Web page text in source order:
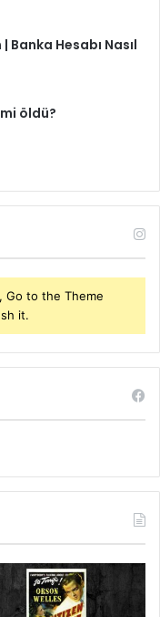
Banka Hesabı Nasıl
öldü?
Go to the Theme
it.